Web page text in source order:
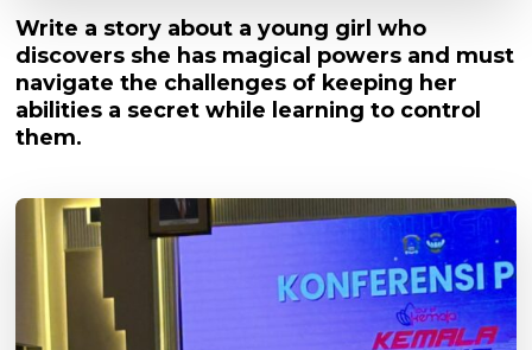
Write a story about a young girl who
discovers she has magical powers and must
navigate the challenges of keeping her
abilities a secret while learning to control
them.